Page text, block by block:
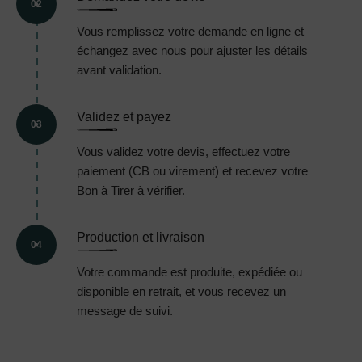
02
Vous remplissez votre demande en ligne et
échangez avec nous pour ajuster les détails
avant validation.
03
Validez et payez
Vous validez votre devis, effectuez votre
paiement (CB ou virement) et recevez votre
Bon à Tirer à vérifier.
04
Production et livraison
Votre commande est produite, expédiée ou
disponible en retrait, et vous recevez un
message de suivi.